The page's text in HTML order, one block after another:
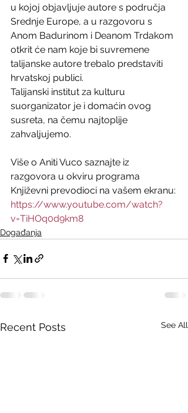
u kojoj objavljuje autore s područja
Srednje Europe, a u razgovoru s
Anom Badurinom i Deanom Trdakom
otkrit će nam koje bi suvremene
talijanske autore trebalo predstaviti
hrvatskoj publici.
Talijanski institut za kulturu
suorganizator je i domaćin ovog
susreta, na čemu najtoplije
zahvaljujemo.
Više o Aniti Vuco saznajte iz
razgovora u okviru programa
Književni prevodioci na vašem ekranu:
https://www.youtube.com/watch?
v=TiHOq0d9km8
Događanja
Recent Posts See All